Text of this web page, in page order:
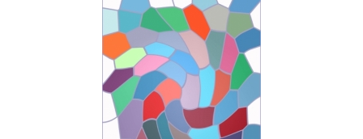
02.03.2023
ВетВиктор